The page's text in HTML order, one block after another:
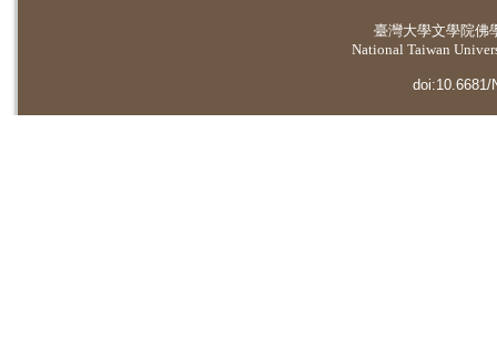
臺灣大學文學院佛
National Taiwan
doi:10.6681/